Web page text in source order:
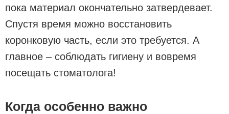
пока материал окончательно затвердевает.
Спустя время можно восстановить
коронковую часть, если это требуется. А
главное – соблюдать гигиену и вовремя
посещать стоматолога!
Когда особенно важно